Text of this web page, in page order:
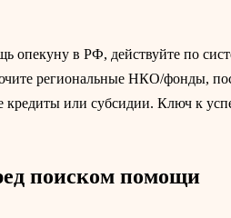
в РФ, действуйте по
региональные НКО/фонды,
кредиты или субсидии. Ключ к
поиском помощи